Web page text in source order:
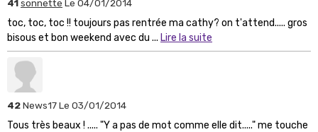
41sonnette Le 04/01/2014
toc, toc, toc !! toujours pas rentrée ma cathy? on t'attend..... gros
bisous et bon weekend avec du ... Lire la suite
42News17Le 03/01/2014
Tous très beaux ! ..... "Y a pas de mot comme elle dit....." me touche